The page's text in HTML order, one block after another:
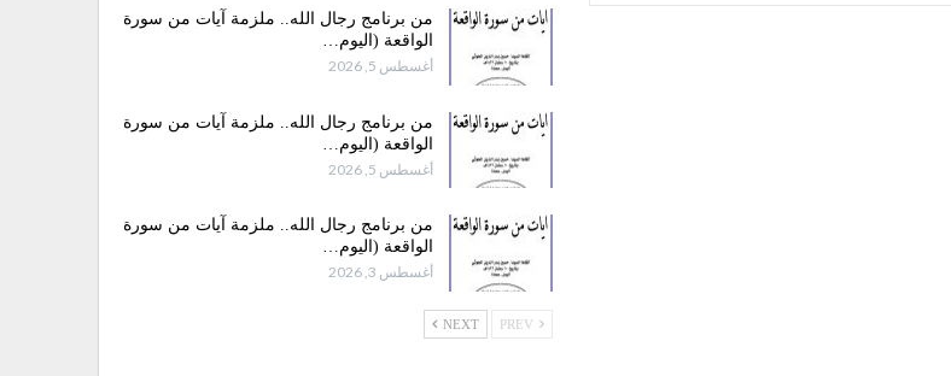
من برنامج رجال الله.. ملزمة آيات من سورة
الواقعة (اليوم…
أغسطس 5, 2026
من برنامج رجال الله.. ملزمة آيات من سورة
الواقعة (اليوم…
أغسطس 5, 2026
من برنامج رجال الله.. ملزمة آيات من سورة
الواقعة (اليوم…
أغسطس 3, 2026
NEXT